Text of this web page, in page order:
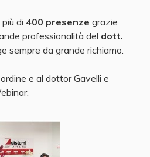
di 400 presenze grazie
professionalità del dott.
sempre da grande richiamo.
e al dottor Gavelli e